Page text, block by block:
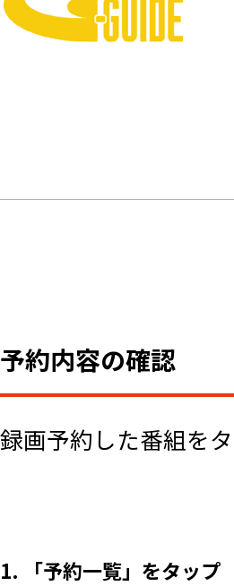
予約内容の確認
録画予約した番組を
1. 「予約一覧」をタップ